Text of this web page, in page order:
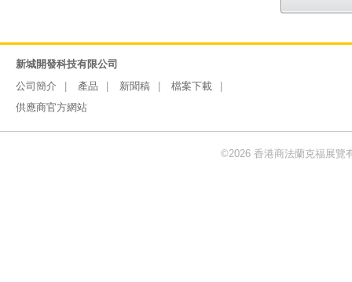
新城開發科技有限公司
公司簡介
產品 新聞稿
檔案下載
供應商官方網站
©2026 香港商法蘭克福展覽